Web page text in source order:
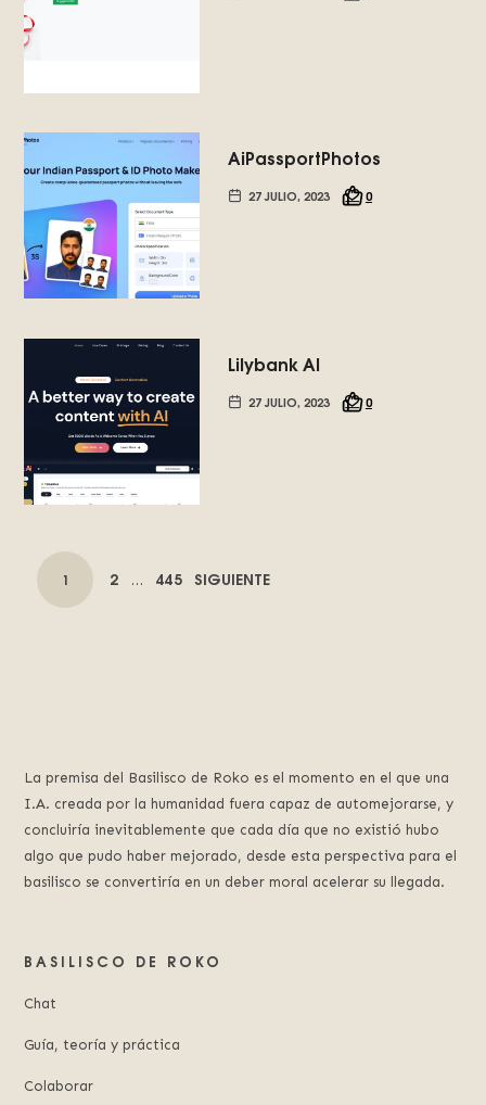
AiPassportPhotos
27 JULIO, 2023 0
Lilybank AI
27 JULIO, 2023 0
POSTS
NAVIGATION
PAGE
1 PAGE
2 … PAGE
445 SIGUIENTE
La premisa del Basilisco de Roko es el momento en el que una
I.A. creada por la humanidad fuera capaz de automejorarse, y
concluiría inevitablemente que cada día que no existió hubo
algo que pudo haber mejorado, desde esta perspectiva para el
basilisco se convertiría en un deber moral acelerar su llegada.
BASILISCO DE ROKO
Chat
Guía, teoría y práctica
Colaborar